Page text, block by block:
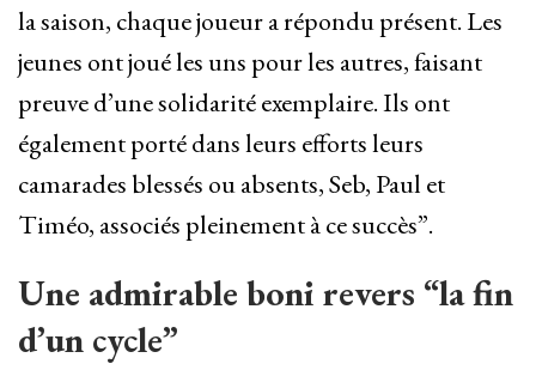
la saison, chaque joueur a répondu présent. Les
jeunes ont joué les uns pour les autres, faisant
preuve d’une solidarité exemplaire. Ils ont
également porté dans leurs efforts leurs
camarades blessés ou absents, Seb, Paul et
Timéo, associés pleinement à ce succès”.
Une admirable boni revers “la fin
d’un cycle”